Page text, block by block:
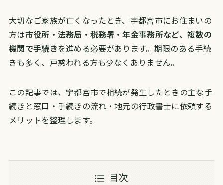
大切なご家族が亡くなったとき、宇都宮市にお住まいの
方は市役所・法務局・税務署・年金事務所など、複数の
機関で手続きを進める必要があります。期限のある手続
きも多く、戸惑われる方も少なくありません。
この記事では、宇都宮市で相続が発生したときの主な手
続きと窓口・手続きの流れ・地元の行政書士に依頼する
メリットを整理します。
目次